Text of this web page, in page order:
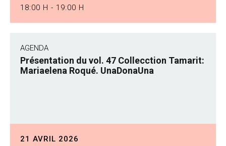
18:00 H - 19:00 H
AGENDA
Présentation du vol. 47 Collecction Tamarit:
Mariaelena Roqué. UnaDonaUna
21 AVRIL 2026